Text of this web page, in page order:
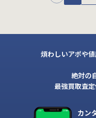
煩わしいアポや
絶対の
最強買取査
カン